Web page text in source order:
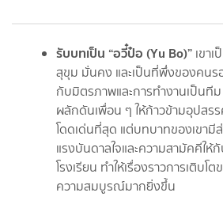
รับบทเป็น “อวี๋ป๋อ (Yu Bo)” เขา
สุขุม มั่นคง และเป็นที่พึ่งของคนร
กับมิตรภาพและการทำงานเป็นที
ผลักดันเพื่อน ๆ ให้ก้าวข้ามอุปสรร
โดดเด่นที่สุด แต่บทบาทของเขามี
แรงบันดาลใจและความสามัคคีใ
โรงเรียน ทำให้เรื่องราวการเติบโ
ความสมบูรณ์มากยิ่งขึ้น